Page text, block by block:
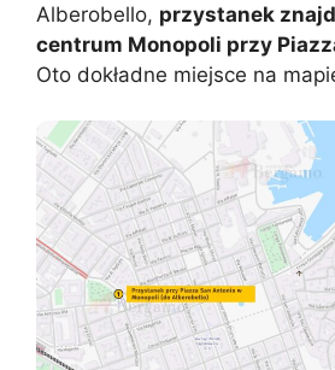
Alberobello, przystanek
centrum Monopoli przy
Oto dokładne miejsce na